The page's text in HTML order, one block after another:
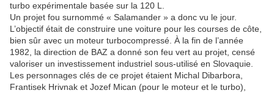
turbo expérimentale basée sur la 120 L.
Un projet fou surnommé « Salamander » a donc vu le jour.
L’objectif était de construire une voiture pour les courses de côte,
bien sûr avec un moteur turbocompressé. À la fin de l’année
1982, la direction de BAZ a donné son feu vert au projet, censé
valoriser un investissement industriel sous-utilisé en Slovaquie.
Les personnages clés de ce projet étaient Michal Dibarbora,
Frantisek Hrivnak et Jozef Mican (pour le moteur et le turbo),